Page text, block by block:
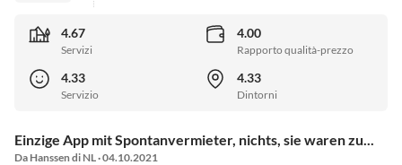
4.67
Servizi
4.00
Rapporto qualità-prezzo
4.33
Servizio
4.33
Dintorni
Einzige App mit Spontanvermieter, nichts, sie waren zu...
Da Hanssen di NL · 04.10.2021